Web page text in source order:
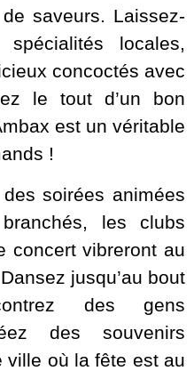
saveurs. Laissez-
locales,
concoctés avec
le tout d’un bon
est un véritable
!
soirées animées
les clubs
concert vibreront au
jusqu’au bout
des gens
des souvenirs
ville où la fête est au